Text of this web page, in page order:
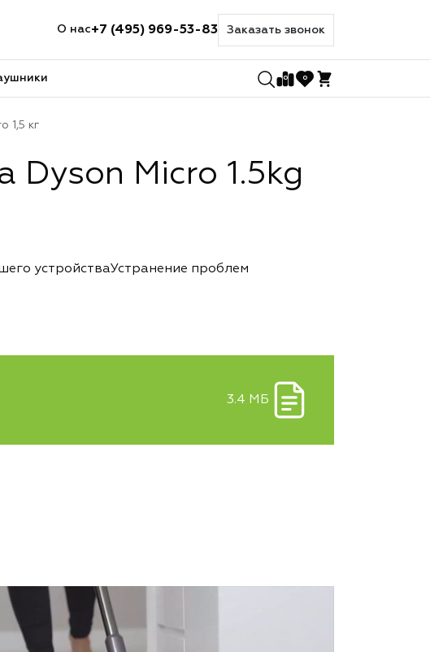
О нас+7 (495) 969-53-83 Заказать звонок
0 0
1,5 кг
Dyson Micro 1.5kg
устройстваУстранение проблем
3.4 МБ